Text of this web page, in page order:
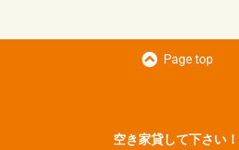
Page top
空き家貸して下さい！